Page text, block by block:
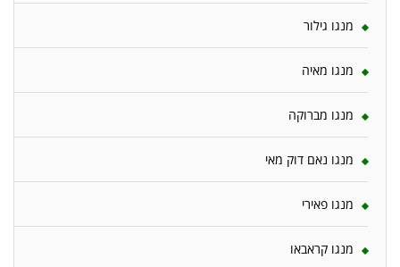
מנגו גילור
מנגו מאיה
מנגו מברוקה
מנגו נאם דוק מאי
מנגו פאירי
מנגו קראבאו